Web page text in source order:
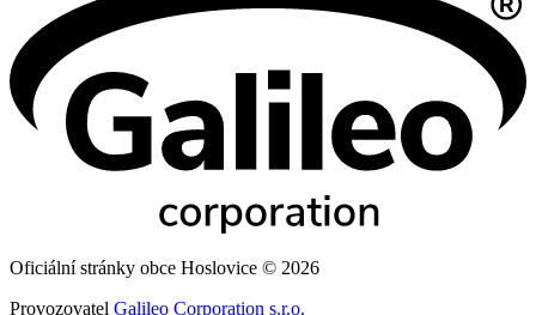
Oficiální stránky obce Hoslovice © 2026
Provozovatel Galileo Corporation s.r.o.